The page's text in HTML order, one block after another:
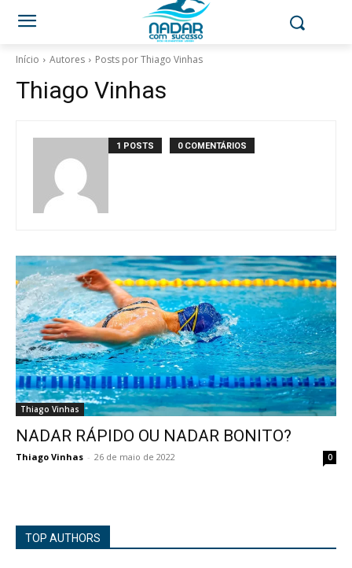
Início Autores Posts por Thiago Vinhas
Thiago Vinhas
1 POSTS 0 COMENTÁRIOS
Thiago Vinhas
NADAR RÁPIDO OU NADAR BONITO?
Thiago Vinhas - 26 de maio de 2022 0
TOP AUTHORS